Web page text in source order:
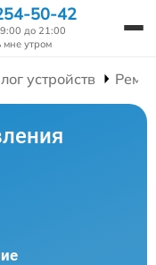
50-42
до 21:00
мне утром
устройств